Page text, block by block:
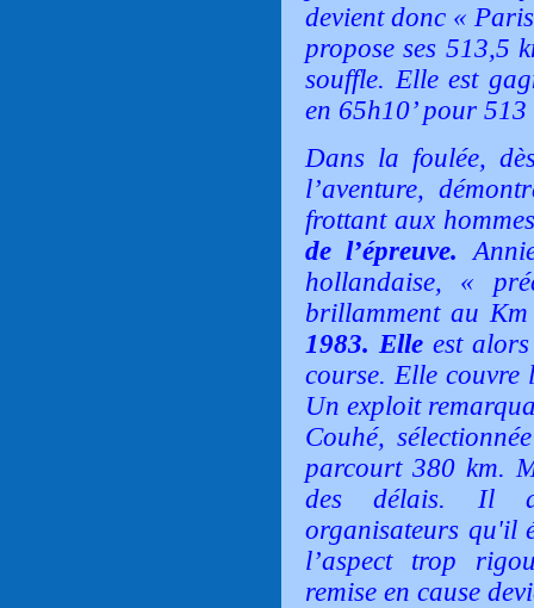
devient donc «
propose ses 513,5
souffle. Elle est
en 65h10’ pour
Dans la foulée,
l’aventure,
frottant aux
de l’épreuve.
hollandaise, «
brillamment au
1983. Elleest
course. Elle couvre
Un exploit
Couhé,
parcourt 380 km.
des délais. Il
organisateurs qu'il
l’aspect trop
remise en cause